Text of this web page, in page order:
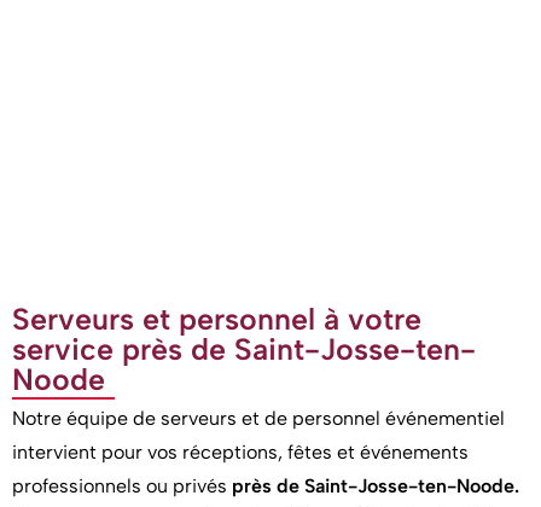
Serveurs et personnel à votre
service près de Saint-Josse-ten-
Noode
Notre équipe de serveurs et de personnel événementiel
intervient pour vos réceptions, fêtes et événements
professionnels ou privés près de Saint-Josse-ten-Noode.